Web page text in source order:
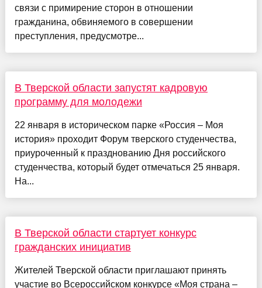
связи с примирение сторон в отношении
гражданина, обвиняемого в совершении
преступления, предусмотре...
В Тверской области запустят кадровую
программу для молодежи
22 января в историческом парке «Россия – Моя
история» проходит Форум тверского студенчества,
приуроченный к празднованию Дня российского
студенчества, который будет отмечаться 25 января.
На...
В Тверской области стартует конкурс
гражданских инициатив
Жителей Тверской области приглашают принять
участие во Всероссийском конкурсе «Моя страна –